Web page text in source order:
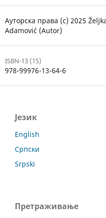
Ауторска права (c) 2025
Adamović (Autor)
ISBN-13 (15)
978-99976-13-64-6
Језик
English
Српски
Srpski
Претраживање